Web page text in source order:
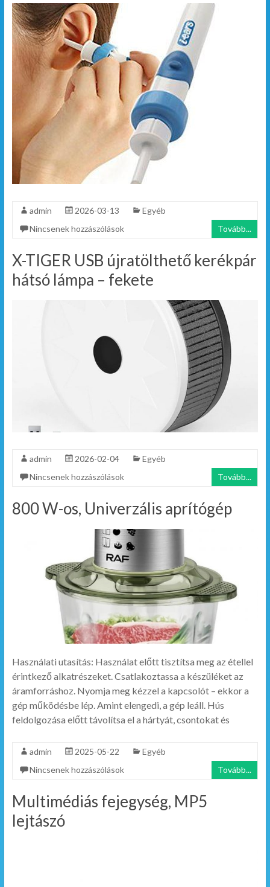
admin 2026-03-13
Egyéb
Nincsenek hozzászólások
Tovább...
X-TIGER USB újratölthető kerékpár
hátsó lámpa – fekete
admin 2026-02-04
Egyéb
Nincsenek hozzászólások
Tovább...
800 W-os, Univerzális aprítógép
Használati utasítás: Használat előtt tisztítsa meg az étellel
érintkező alkatrészeket. Csatlakoztassa a készüléket az
áramforráshoz. Nyomja meg kézzel a kapcsolót – ekkor a
gép működésbe lép. Amint elengedi, a gép leáll. Hús
feldolgozása előtt távolítsa el a hártyát, csontokat és
admin 2025-05-22
Egyéb
Nincsenek hozzászólások
Tovább...
Multimédiás fejegység, MP5
lejtászó